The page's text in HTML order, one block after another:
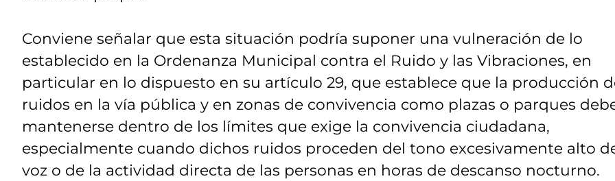
Conviene señalar que esta situación podría suponer una vulneración de lo
establecido en la Ordenanza Municipal contra el Ruido y las Vibraciones, en
particular en lo dispuesto en su artículo 29, que establece que la producción
ruidos en la vía pública y en zonas de convivencia como plazas o parques
mantenerse dentro de los límites que exige la convivencia ciudadana,
especialmente cuando dichos ruidos proceden del tono excesivamente alto
voz o de la actividad directa de las personas en horas de descanso nocturno.